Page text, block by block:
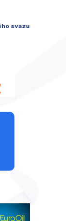
svazu